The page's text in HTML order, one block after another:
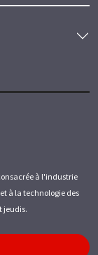
à l'industrie
à la technologie des
jeudis.